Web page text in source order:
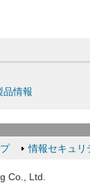
品情報
情報セキュリ
Co., Ltd.